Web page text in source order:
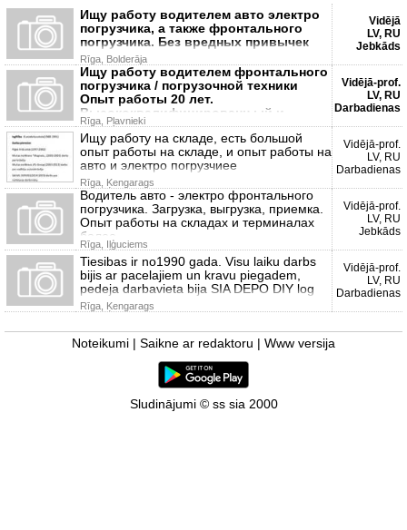
Ищу работу водителем авто электро
погрузчика, а также фронтального
погрузчика. Без вредных привычек
Rīga, Bolderāja
Vidējā
LV, RU
Jebkāds
Ищу работу водителем фронтального
погрузчика / погрузочной техники
Опыт работы 20 лет.
Высококвалифицированн ый и
Rīga, Pļavnieki
Vidējā-prof.
LV, RU
Darbadienas
Ищу работу на складе, есть большой
опыт работы на складе, и опыт работы на
авто и электро погрузчиее
Rīga, Ķengarags
Vidējā-prof.
LV, RU
Darbadienas
Водитель авто - электро фронтального
погрузчика. Загрузка, выгрузка, приемка.
Опыт работы на складах и терминалах
более
Rīga, Iļģuciems
Vidējā-prof.
LV, RU
Jebkāds
Tiesibas ir no1990 gada. Visu laiku darbs
bijis ar pacelajiem un kravu piegadem,
pedeja darbavieta bija SIA DEPO DIY log
Rīga, Ķengarags
Vidējā-prof.
LV, RU
Darbadienas
Noteikumi Saikne ar redaktoru Www versija
Sludinājumi © ss sia 2000